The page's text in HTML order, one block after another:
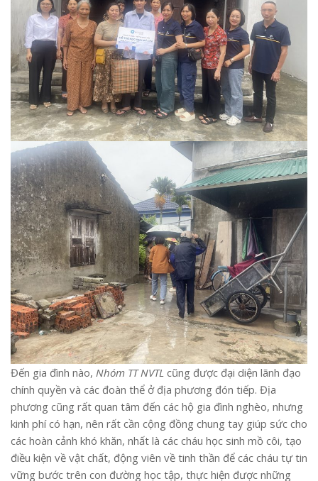
Đến gia đình nào, Nhóm TT NVTL cũng được đại diện lãnh đạo
chính quyền và các đoàn thể ở địa phương đón tiếp. Địa
phương cũng rất quan tâm đến các hộ gia đình nghèo, nhưng
kinh phí có hạn, nên rất cần cộng đồng chung tay giúp sức cho
các hoàn cảnh khó khăn, nhất là các cháu học sinh mồ côi, tạo
điều kiện về vật chất, động viên về tinh thần để các cháu tự tin
vững bước trên con đường học tập, thực hiện được những